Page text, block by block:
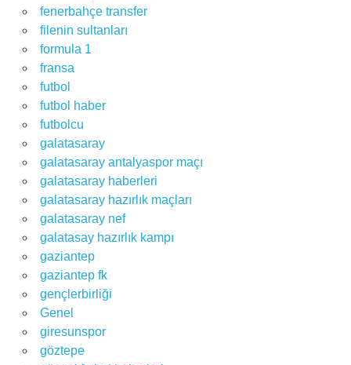
fenerbahçe transfer
filenin sultanları
formula 1
fransa
futbol
futbol haber
futbolcu
galatasaray
galatasaray antalyaspor maçı
galatasaray haberleri
galatasaray hazırlık maçları
galatasaray nef
galatasay hazırlık kampı
gaziantep
gaziantep fk
gençlerbirliği
Genel
giresunspor
göztepe